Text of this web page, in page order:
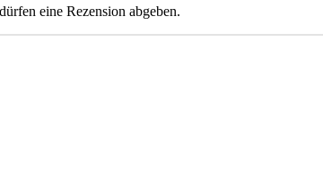
eine Rezension abgeben.